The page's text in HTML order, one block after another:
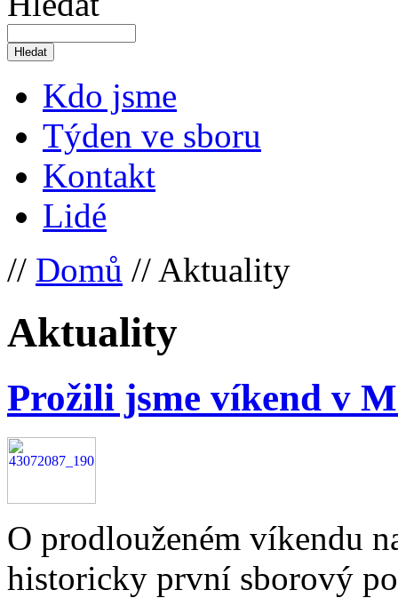
Kdo jsme
Týden ve sboru
Kontakt
Lidé
// Domů // Aktuality
Aktuality
Prožili jsme víkend v
O prodlouženém víkendu
historicky první sborový